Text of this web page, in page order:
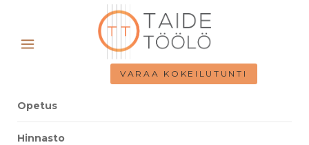
VARAA KOKEILUTUNTI
Opetus
Hinnasto